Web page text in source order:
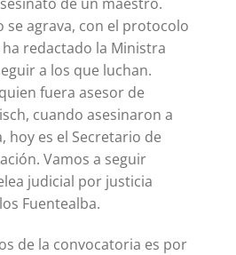
se agrava, con el protocolo
redactado la Ministra
a los que luchan.
fuera asesor de
cuando asesinaron a
hoy es el Secretario de
Vamos a seguir
judicial por justicia
Fuentealba.
de la convocatoria es por